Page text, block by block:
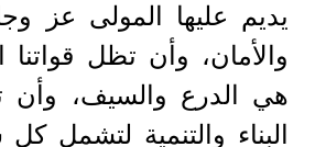
يديم عليها المولى عز
والأمان، وأن تظل قواتنا
هي الدرع والسيف، وأن
البناء والتنمية لتشمل